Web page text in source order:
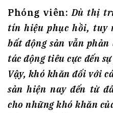
Phóng viên:Dù thị
tín hiệu phục hồi, tuy
bất độngsản vẫn
tác động tiêu cực đến
Vậy, khó khăn đối với
sản hiện nay đến từ
cho những khó khăn